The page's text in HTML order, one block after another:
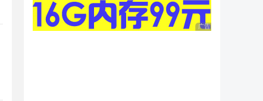
广告 商业广告，理性